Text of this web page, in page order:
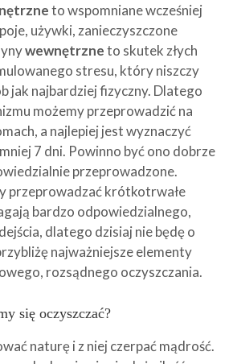
to wspomniane wcześniej
używki, zanieczyszczone
wewnętrzneto skutek złych
stresu, który niszczy
jak najbardziej fizyczny. Dlatego
możemy przeprowadzić na
a najlepiej jest wyznaczyć
7 dni. Powinno być ono dobrze
przeprowadzone.
przeprowadzać krótkotrwałe
bardzo odpowiedzialnego,
dlatego dzisiaj nie będę o
najważniejsze elementy
rozsądnego oczyszczania.
się oczyszczać?
naturę i z niej czerpać mądrość.